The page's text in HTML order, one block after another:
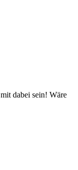
dabei sein! Wäre